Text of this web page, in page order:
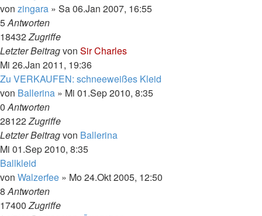
von zingara » Sa 06.Jan 2007, 16:55
5Antworten
18432Zugriffe
Letzter Beitragvon Sir Charles
Mi 26.Jan 2011, 19:36
Zu VERKAUFEN: schneeweißes Kleid
von Ballerina » Mi 01.Sep 2010, 8:35
0Antworten
28122Zugriffe
Letzter Beitragvon Ballerina
Mi 01.Sep 2010, 8:35
Ballkleid
von Walzerfee » Mo 24.Okt 2005, 12:50
8Antworten
17400Zugriffe